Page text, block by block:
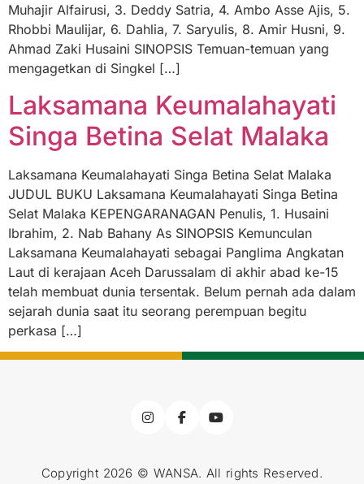
Muhajir Alfairusi, 3. Deddy Satria, 4. Ambo Asse Ajis, 5.
Rhobbi Maulijar, 6. Dahlia, 7. Saryulis, 8. Amir Husni, 9.
Ahmad Zaki Husaini SINOPSIS Temuan-temuan yang
mengagetkan di Singkel […]
Laksamana Keumalahayati
Singa Betina Selat Malaka
Laksamana Keumalahayati Singa Betina Selat Malaka
JUDUL BUKU Laksamana Keumalahayati Singa Betina
Selat Malaka KEPENGARANAGAN Penulis, 1. Husaini
Ibrahim, 2. Nab Bahany As SINOPSIS Kemunculan
Laksamana Keumalahayati sebagai Panglima Angkatan
Laut di kerajaan Aceh Darussalam di akhir abad ke-15
telah membuat dunia tersentak. Belum pernah ada dalam
sejarah dunia saat itu seorang perempuan begitu
perkasa […]
Copyright 2026 © WANSA. All rights Reserved.